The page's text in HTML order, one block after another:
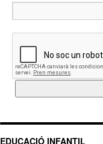
EDUCACIÓ INFANTIL